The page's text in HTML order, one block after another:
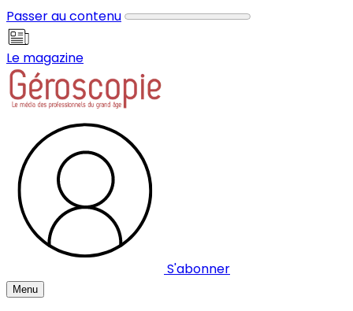
Passer au contenu
Le magazine
S'abonner
Menu
Panneau de gestion des cookies